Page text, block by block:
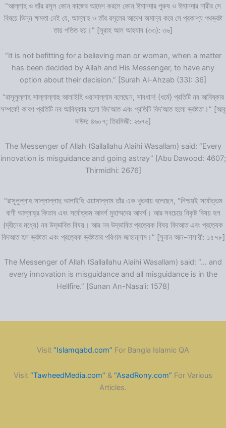
“আল্লাহ ও তাঁর রসূল কোন কাজের আদেশ করলে কোন ঈমানদার পুরুষ ও ঈমানদার নারীর সে
বিষয়ে ভিন্ন ক্ষমতা নেই যে, আল্লাহ ও তাঁর রসূলের আদেশ অমান্য করে সে প্রকাশ্য পথভ্রষ্ট
তায় পতিত হয়।” [সূরাহ আল আহযাব (৩৩): ৩৬]
“It is not befitting for a believing man or woman, when a matter
has been decided by Allah and His Messenger, to have any
option about their decision.” [Surah Al-Ahzab (33): 36]
“রাসূলুল্লাহ সাল্লাল্লাহু আলাইহি ওয়াসাল্লাম বলেছেন, সাবধান! (ধর্মে) প্রতিটি নব আবিষ্কার
সম্পর্কে! কারণ প্রতিটি নব আবিষ্কার হলো বিদ‘আত এবং প্রতিটি বিদ‘আত হলো ভ্রষ্টতা।” [আবূ
দাউদ: ৪৬০৭; তিরমিজী: ২৬৭৬]
The Messenger of Allah (Sallallahu Alaihi Wasallam) said: “Every
innovation is misguidance and going astray” [Abu Dawood: 4607;
Thirmidhi: 2676]
“রাসূলুল্লাহ সাল্লাল্লাহু আলাইহি ওয়াসাল্লাম তাঁর এক খুতবায় বলেছেন, “নিশ্চয়ই সর্বোত্তম
বাণী আল্লাহ্‌র কিতাব এবং সর্বোত্তম আদর্শ মুহাম্মদের আদর্শ। আর সবচেয়ে নিকৃষ্ট বিষয় হল
(দ্বীনের মধ্যে) নব উদ্ভাবিত বিষয়। আর নব উদ্ভাবিত প্রত্যেক বিষয় বিদআত এবং প্রত্যেক
বিদআত হল ভ্রষ্টতা এবং প্রত্যেক ভ্রষ্টতার পরিণাম জাহান্নাম।” [সুনান আন-নাসায়ী: ১৫৭৮]
The Messenger of Allah (Sallallahu Alaihi Wasallam) said: “… and
every innovation is misguidance and all misguidance is in the
Hellfire.” [Sunan An-Nasa’i: 1578]
Visit “Islamqabd.com” For Bangla Islamic QA
Visit “TawheedMedia.com” & “AsadRony.com” For Various
Articles.